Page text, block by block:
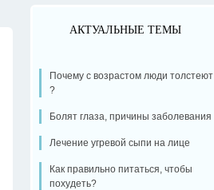
АКТУАЛЬНЫЕ ТЕМЫ
Почему с возрастом люди толстеют
?
Болят глаза, причины заболевания
Лечение угревой сыпи на лице
Как правильно питаться, чтобы
похудеть?